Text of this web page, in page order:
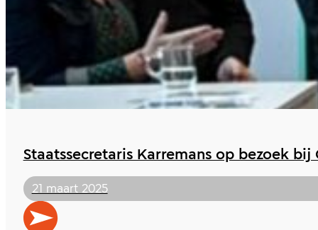
Staatssecretaris Karremans op bezoek bij
21 maart 2025